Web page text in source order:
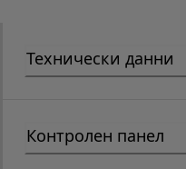
Технически данни
Контролен панел